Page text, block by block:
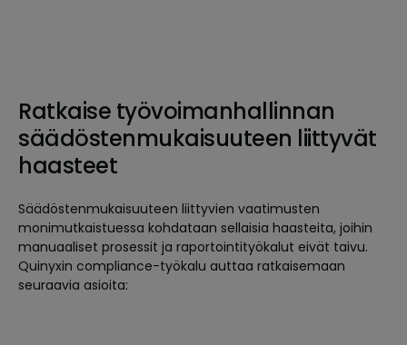
Ratkaise työvoimanhallinnan
säädöstenmukaisuuteen liittyvät
haasteet
Säädöstenmukaisuuteen liittyvien vaatimusten
monimutkaistuessa kohdataan sellaisia haasteita, joihin
manuaaliset prosessit ja raportointityökalut eivät taivu.
Quinyxin compliance-työkalu auttaa ratkaisemaan
seuraavia asioita: